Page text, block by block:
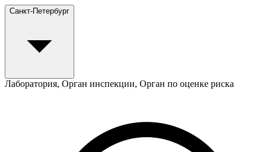
Санкт-Петербург
Лаборатория, Орган инспекции, Орган по оценке риска